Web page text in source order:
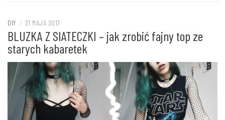
DIY / 21 MAJA 2017
BLUZKA Z SIATECZKI – jak zrobić fajny top ze
starych kabaretek